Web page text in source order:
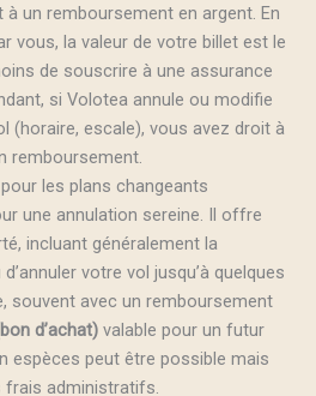
un remboursement en argent. En
vous, la valeur de votre billet est le
de souscrire à une assurance
si Volotea annule ou modifie
(horaire, escale), vous avez droit à
remboursement.
les plans changeants
une annulation sereine. Il offre
incluant généralement la
votre vol jusqu’à quelques
souvent avec un remboursement
d’achat) valable pour un futur
espèces peut être possible mais
administratifs.